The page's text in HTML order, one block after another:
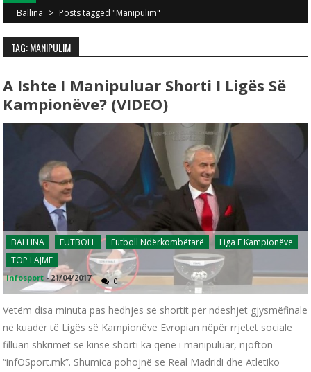
Ballina > Posts tagged "Manipulim"
TAG: MANIPULIM
A Ishte I Manipuluar Shorti I Ligës Së
Kampionëve? (VIDEO)
BALLINA FUTBOLL Futboll Ndërkombëtarë
Liga E Kampionëve
TOP LAJME
infosport -21/04/2017 0
Vetëm disa minuta pas hedhjes së shortit për ndeshjet gjysmëfinale
në kuadër të Ligës së Kampionëve Evropian nëpër rrjetet sociale
filluan shkrimet se kinse shorti ka qenë i manipuluar, njofton
“infOSport.mk”. Shumica pohojnë se Real Madridi dhe Atletiko